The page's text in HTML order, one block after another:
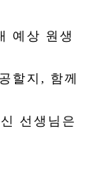
예상 원생
할지, 함께
선생님은